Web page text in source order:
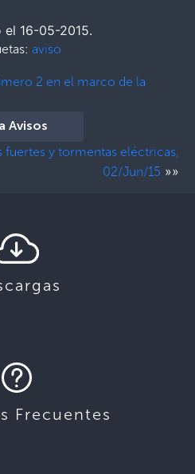
el 16-05-2015.
aviso
2 en el marco de la
Avisos
fuertes y tormentas eléctricas,
02/Jun/15 »»
Frecuentes